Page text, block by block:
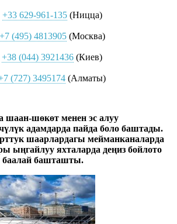
+33 629-961-135(Ницца)
+7 (495) 4813905(Москва)
+38 (044) 3921436 (Киев)
(727) 3495174 (Алматы)
шаан-шөкөт менен эс алуу
адамдарда пайда боло баштады.
шаарлардагы мейманканаларда
ыңгайлуу яхталарда деңиз бойлото
баалай башташты.